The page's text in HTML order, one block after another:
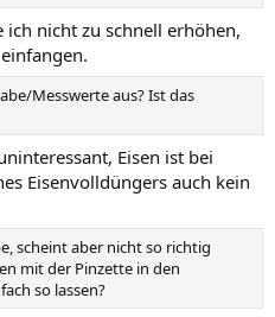
nicht zu schnell erhöhen,
Messwerte aus? Ist das
Eisen ist bei
Eisenvolldüngers auch kein
scheint aber nicht so richtig
mit der Pinzette in den
so lassen?